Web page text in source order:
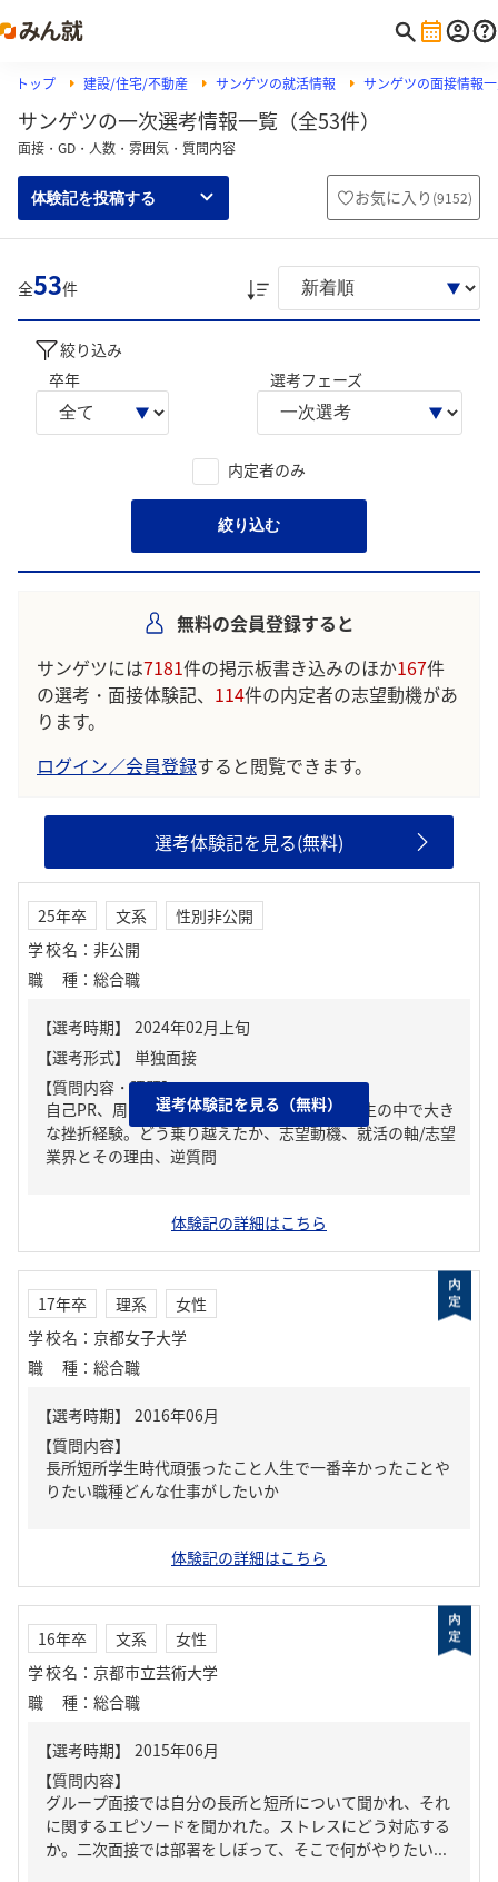
トップ 建設/住宅/不動産 サンゲツの就活情報 サンゲツの面接情報
サンゲツの一次選考情報一覧（全53件）
面接・GD・人数・雰囲気・質問内容
体験記を投稿する お気に入り (9152)
全53件
絞り込み
卒年
選考フェーズ
内定者のみ
絞り込む
無料の会員登録すると
サンゲツには7181件の掲示板書き込みのほか167件
の選考・面接体験記、 114件の内定者の志望動機があ
ります。
ログイン／会員登録すると閲覧できます。
選考体験記を見る(無料)
25年卒 文系
性別非公開
学校名 ： 非公開
職種 ： 総合職
【質問内容・課題】
自己PR、周りからどんな人といわれる？、人生の中で大き
な挫折経験。どう乗り越えたか、志望動機、就活の軸/志望
業界とその理由、逆質問
選考体験記を見る（無料）
体験記の詳細はこちら
17年卒 理系
女性
学校名 ： 京都女子大学
職種 ： 総合職
【質問内容】
長所短所学生時代頑張ったこと人生で一番辛かったことや
りたい職種どんな仕事がしたいか
体験記の詳細はこちら
16年卒 文系
女性
学校名 ： 京都市立芸術大学
職種 ： 総合職
【質問内容】
グループ面接では自分の長所と短所について聞かれ、それ
に関するエピソードを聞かれた。ストレスにどう対応する
か。二次面接では部署をしぼって、そこで何がやりたい...